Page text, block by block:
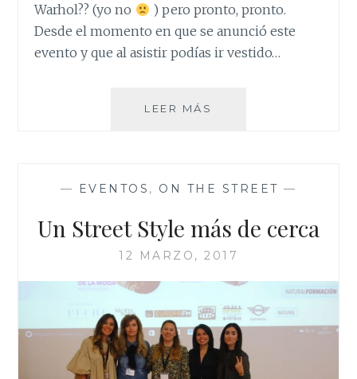
Warhol?? (yo no
) pero pronto, pronto.
Desde el momento en que se anunció este
evento y que al asistir podías ir vestido…
LEER MÁS
— EVENTOS , ON THE STREET —
Un Street Style más de cerca
12 MARZO, 2017